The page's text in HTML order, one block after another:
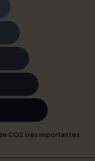
CO2 très importantes